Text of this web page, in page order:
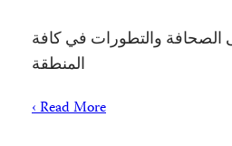
الصحافة والتطورات في كافة
المنطقة
Read More ›